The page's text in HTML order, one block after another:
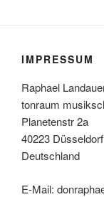
IMPRESSUM
Raphael
tonraum
Planetenstr 2a
40223 Düsseldorf
Deutschland
E-Mail: